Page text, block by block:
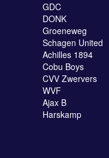
GDC
DONK
Groeneweg
Schagen United
Achilles 1894
Cobu Boys
CVV Zwervers
WVF
Ajax B
Harskamp